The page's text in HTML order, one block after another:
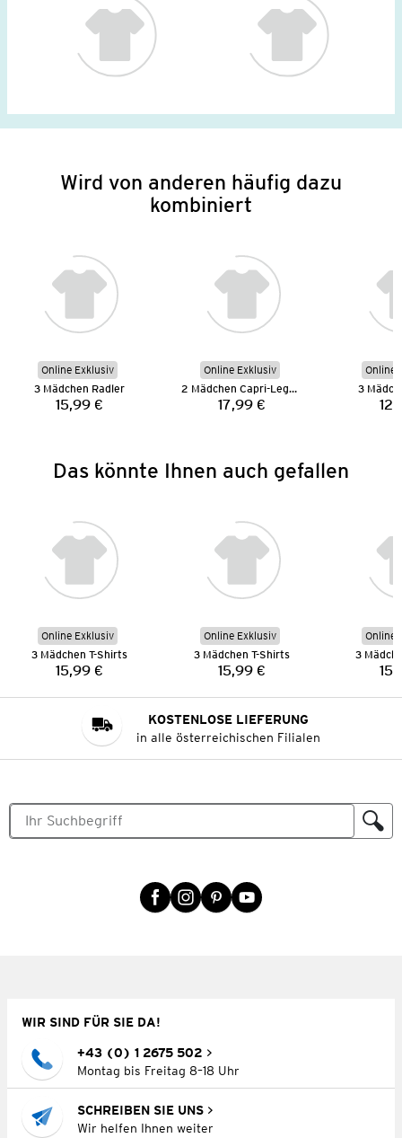
Wird von anderen häufig dazu
kombiniert
Online Exklusiv
3 Mädchen Radler
Preis:
15,99 €
Online Exklusiv
2 Mädchen Capri-Leggings
Preis:
17,99 €
Online
3
Das könnte Ihnen auch gefallen
Online Exklusiv
3 Mädchen T-Shirts
Preis:
15,99 €
Online Exklusiv
3 Mädchen T-Shirts
Preis:
15,99 €
Online
3
KOSTENLOSE LIEFERUNG
in alle österreichischen Filialen
WIR SIND FÜR SIE DA!
+43 (0) 1 2675 502
Montag bis Freitag 8–18 Uhr
SCHREIBEN SIE UNS
Wir helfen Ihnen weiter